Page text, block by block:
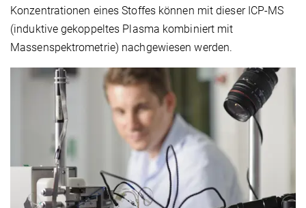
Konzentrationen eines Stoffes können mit dieser ICP-MS
(induktive gekoppeltes Plasma kombiniert mit
Massenspektrometrie) nachgewiesen werden.